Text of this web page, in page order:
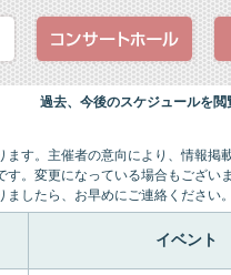
過去、今後のスケジュールを閲
ます。主催者の意向により、情報掲
す。変更になっている場合もござい
したら、お早めにご連絡ください。
イベント